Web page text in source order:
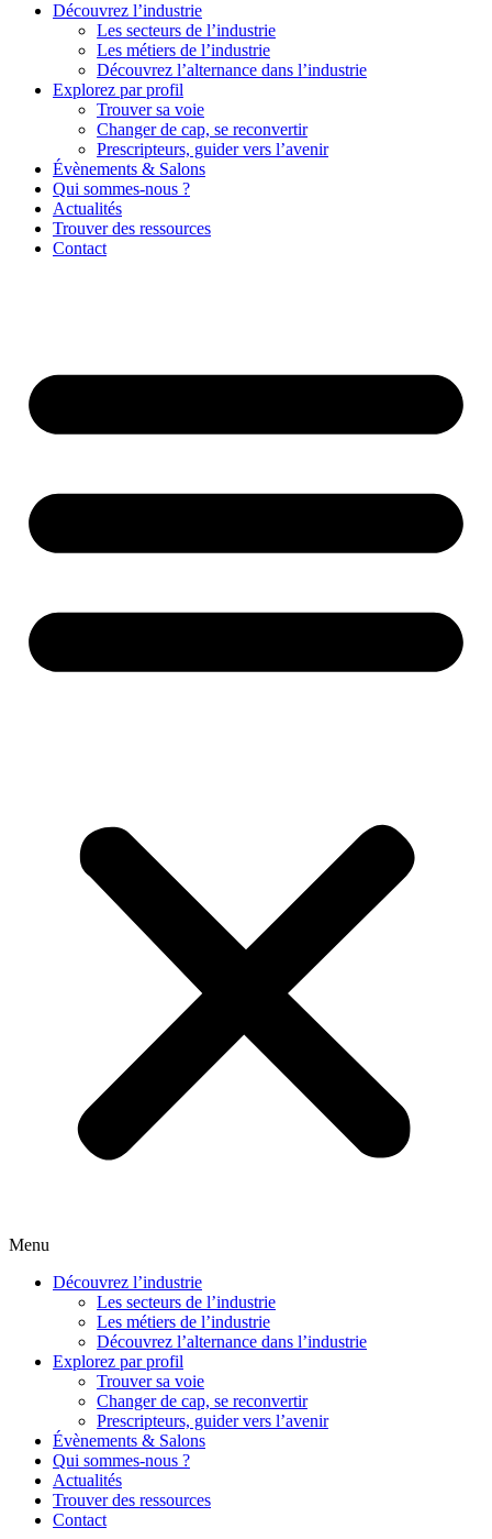
Découvrez l’industrie
Les secteurs de l’industrie
Les métiers de l’industrie
Découvrez l’alternance dans l’industrie
Explorez par profil
Trouver sa voie
Changer de cap, se reconvertir
Prescripteurs, guider vers l’avenir
Évènements & Salons
Qui sommes-nous ?
Actualités
Trouver des ressources
Contact
Menu
Découvrez l’industrie
Les secteurs de l’industrie
Les métiers de l’industrie
Découvrez l’alternance dans l’industrie
Explorez par profil
Trouver sa voie
Changer de cap, se reconvertir
Prescripteurs, guider vers l’avenir
Évènements & Salons
Qui sommes-nous ?
Actualités
Trouver des ressources
Contact